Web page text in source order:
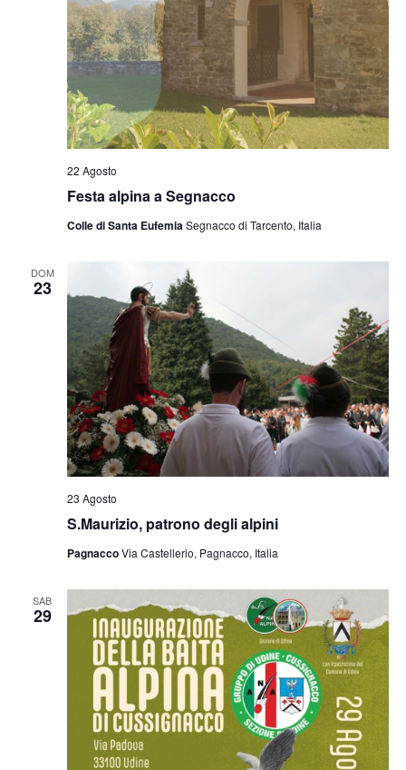
Festa alpina a Segnacco
22 Agosto
Colle di Santa EufemiaSegnacco di Tarcento, Italia
DOM
23
S.Maurizio, patrono degli alpini
23 Agosto
PagnaccoVia Castellerio, Pagnacco, Italia
SAB
29